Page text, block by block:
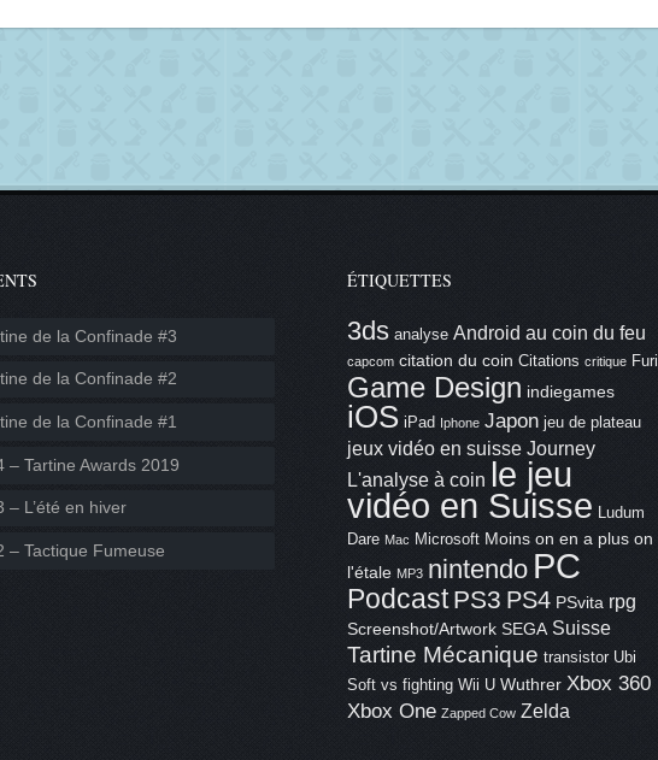
de la Confinade #3
de la Confinade #2
de la Confinade #1
– Tartine Awards 2019
– L’été en hiver
– Tactique Fumeuse
ÉTIQUETTES
3ds analyse Android au coin du feu
capcom citation du coin Citations critique Furi
Game Design indiegames
iOS iPad Iphone Japon jeu de plateau
jeux vidéo en suisse Journey
L'analyse à coin le jeu
vidéo en Suisse Ludum
Dare Mac Microsoft Moins on en a plus on
l'étale MP3 nintendo PC
Podcast PS3 PS4 PSvita rpg
Screenshot/Artwork SEGA Suisse
Tartine Mécanique transistor Ubi
Soft vs fighting Wii U Wuthrer Xbox 360
Xbox One Zapped Cow Zelda